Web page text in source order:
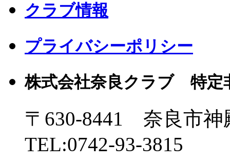
クラブ情報
プライバシーポリシー
株式会社奈良クラブ 特定
〒630-8441 奈良市
TEL:0742-93-3815